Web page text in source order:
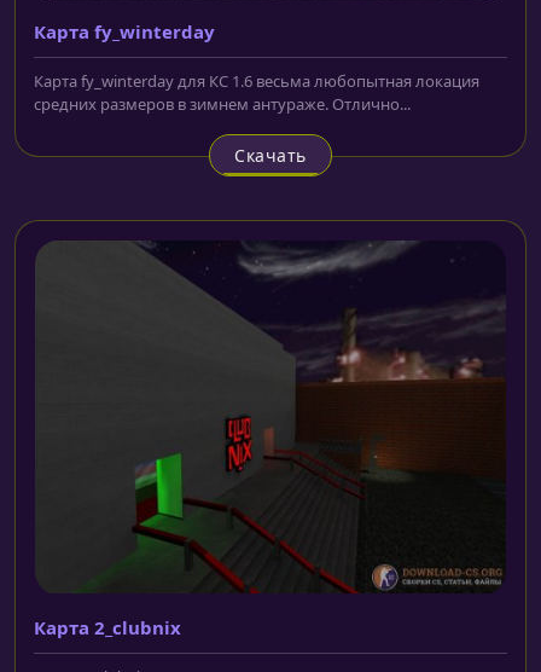
Карта fy_winterday
Карта fy_winterday для КС 1.6 весьма любопытная локация
средних размеров в зимнем антураже. Отлично...
Скачать
Карта 2_clubnix